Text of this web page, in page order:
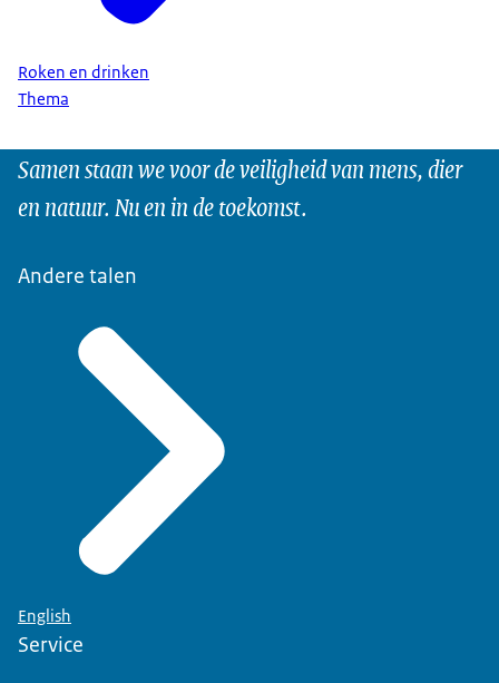
Roken en drinken
Thema
Samen staan we voor de veiligheid van mens, dier
en natuur. Nu en in de toekomst.
Andere talen
English
Service